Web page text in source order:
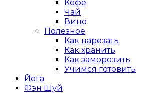
Кофе
Чай
Вино
Полезное
Как нарезать
Как хранить
Как заморозить
Учимся готовить
Йога
Фэн Шуй